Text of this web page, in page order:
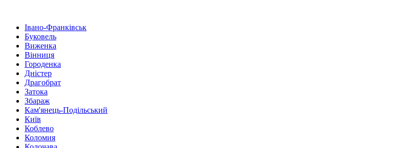
Івано-Франківськ
Буковель
Виженка
Вінниця
Городенка
Дністер
Драгобрат
Затока
Збараж
Кам'янець-Подільський
Київ
Коблево
Коломия